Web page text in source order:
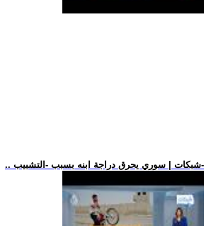
.. شبكات | سوري يحرق دراجة ابنه بسبب -التشبيب-